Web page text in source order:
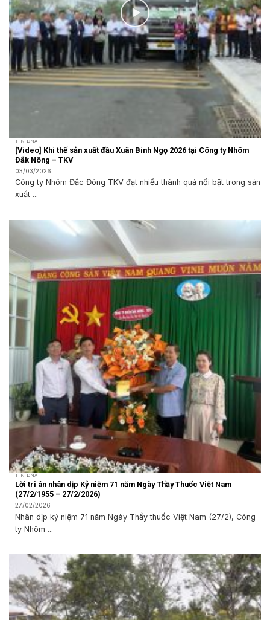
TIN DNA
[Video] Khí thế sản xuất đầu Xuân Bính Ngọ 2026 tại Công ty Nhôm
Đắk Nông – TKV
03/03/2026
Công ty Nhôm Đắc Đông TKV đạt nhiều thành quả nổi bật trong sản
xuất ...
TIN DNA
Lời tri ân nhân dịp Kỷ niệm 71 năm Ngày Thầy Thuốc Việt Nam
(27/2/1955 – 27/2/2026)
27/02/2026
Nhân dịp kỷ niệm 71 năm Ngày Thầy thuốc Việt Nam (27/2), Công
ty Nhôm ...